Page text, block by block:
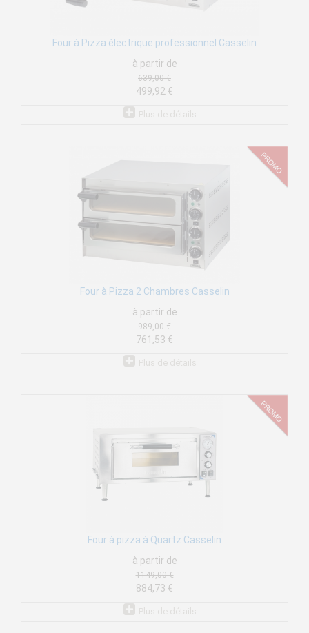
Four à Pizza électrique professionnel Casselin
à partir de
639,00 €
499,92 €
Four à Pizza 2 Chambres Casselin
à partir de
989,00 €
761,53 €
Four à pizza à Quartz Casselin
à partir de
1149,00 €
884,73 €